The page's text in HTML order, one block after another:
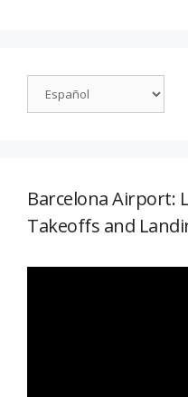
Barcelona Airport:
Takeoffs and